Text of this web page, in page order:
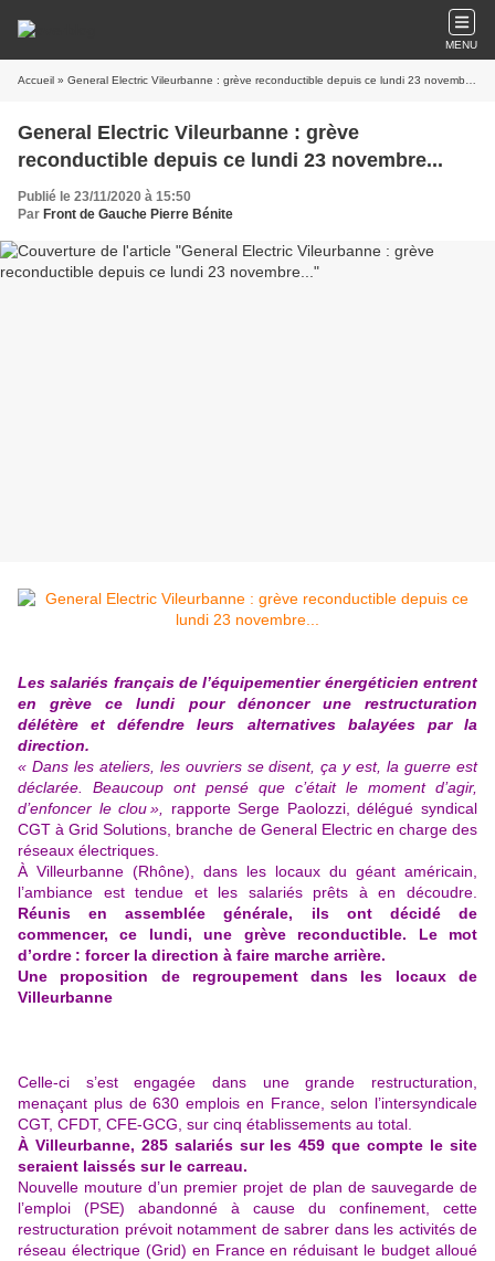
MENU
Accueil » General Electric Vileurbanne : grève reconductible depuis ce lundi 23 novembre...
General Electric Vileurbanne : grève
reconductible depuis ce lundi 23 novembre...
Publié le 23/11/2020 à 15:50
Par Front de Gauche Pierre Bénite
Les salariés français de l’équipementier énergéticien entrent
en grève ce lundi pour dénoncer une restructuration
délétère et défendre leurs alternatives balayées par la
direction.
« Dans les ateliers, les ouvriers se disent, ça y est, la guerre est
déclarée. Beaucoup ont pensé que c’était le moment d’agir,
d’enfoncer le clou »,
rapporte Serge Paolozzi, délégué syndical
CGT à Grid Solutions, branche de General Electric en charge des
réseaux électriques.
À Villeurbanne (Rhône), dans les locaux du géant américain,
l’ambiance est tendue et les salariés prêts à en découdre.
Réunis en assemblée générale, ils ont décidé de
commencer, ce lundi, une grève reconductible. Le mot
d’ordre : forcer la direction à faire marche arrière.
Une proposition de regroupement dans les locaux de
Villeurbanne
Celle-ci s’est engagée dans une grande restructuration,
menaçant plus de 630 emplois en France, selon l’intersyndicale
CGT, CFDT, CFE-GCG, sur cinq établissements au total.
À Villeurbanne, 285 salariés sur les 459 que compte le site
seraient laissés sur le carreau.
Nouvelle mouture d’un premier projet de plan de sauvegarde de
l’emploi (PSE) abandonné à cause du confinement, cette
restructuration prévoit notamment de sabrer dans les activités de
réseau électrique (Grid) en France en réduisant le budget alloué